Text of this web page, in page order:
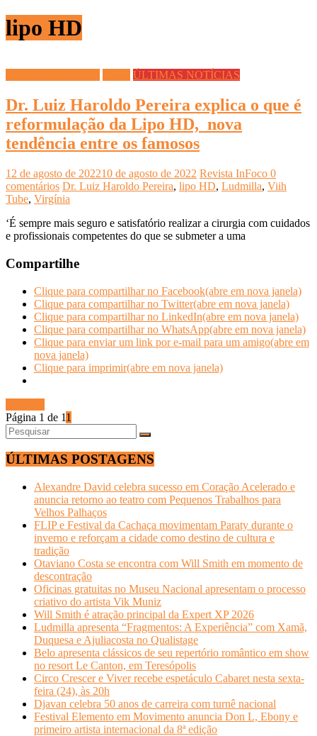
lipo HD
ÚLTIMAS NOTÍCIAS
Dr. Luiz Haroldo Pereira explica o que é
reformulação da Lipo HD, nova
tendência entre os famosos
12 de agosto de 202210 de agosto de 2022 Revista InFoco 0
comentários Dr. Luiz Haroldo Pereira, lipo HD, Ludmilla, Viih
Tube, Virgínia
‘É sempre mais seguro e satisfatório realizar a cirurgia com cuidados
e profissionais competentes do que se submeter a uma
Compartilhe
Clique para compartilhar no Facebook(abre em nova janela)
Clique para compartilhar no Twitter(abre em nova janela)
Clique para compartilhar no LinkedIn(abre em nova janela)
Clique para compartilhar no WhatsApp(abre em nova janela)
Clique para enviar um link por e-mail para um amigo(abre em
nova janela)
Clique para imprimir(abre em nova janela)
Página 1 de 11
ÚLTIMAS POSTAGENS
Alexandre David celebra sucesso em Coração Acelerado e
anuncia retorno ao teatro com Pequenos Trabalhos para
Velhos Palhaços
FLIP e Festival da Cachaça movimentam Paraty durante o
inverno e reforçam a cidade como destino de cultura e
tradição
Otaviano Costa se encontra com Will Smith em momento de
descontração
Oficinas gratuitas no Museu Nacional apresentam o processo
criativo do artista Vik Muniz
Will Smith é atração principal da Expert XP 2026
Ludmilla apresenta “Fragmentos: A Experiência” com Xamã,
Duquesa e Ajuliacosta no Qualistage
Belo apresenta clássicos de seu repertório romântico em show
no resort Le Canton, em Teresópolis
Circo Crescer e Viver recebe espetáculo Cabaret nesta sexta-
feira (24), às 20h
Djavan celebra 50 anos de carreira com turnê nacional
Festival Elemento em Movimento anuncia Don L, Ebony e
primeiro artista internacional da 8ª edição